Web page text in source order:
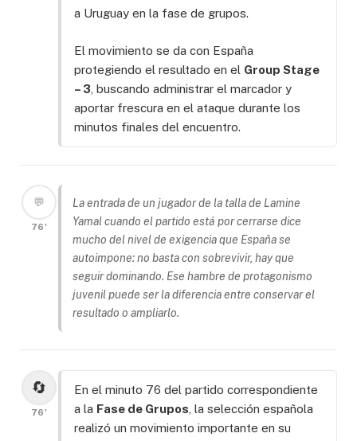
a Uruguay en la fase de grupos.
El movimiento se da con España
protegiendo el resultado en el Group Stage
– 3 , buscando administrar el marcador y
aportar frescura en el ataque durante los
minutos finales del encuentro.
💬
76'
La entrada de un jugador de la talla de Lamine
Yamal cuando el partido está por cerrarse dice
mucho del nivel de exigencia que España se
autoimpone: no basta con sobrevivir, hay que
seguir dominando. Ese hambre de protagonismo
juvenil puede ser la diferencia entre conservar el
resultado o ampliarlo.
🔄
76'
En el minuto 76 del partido correspondiente
a la Fase de Grupos , la selección española
realizó un movimiento importante en su